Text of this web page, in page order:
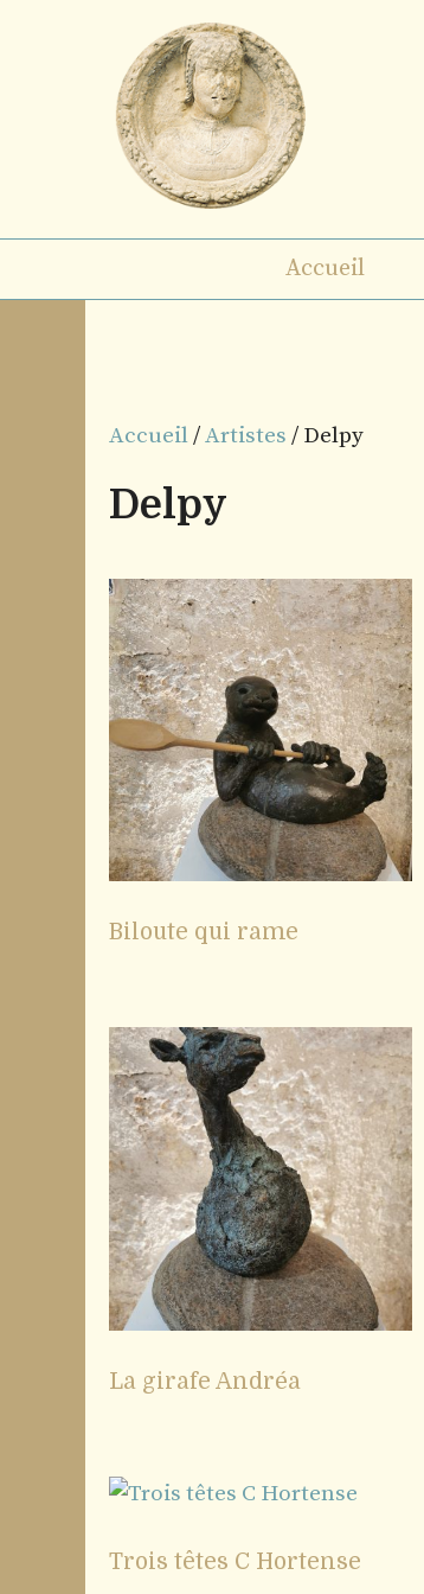
Accueil
Accueil/Artistes / Delpy
Delpy
Biloute qui rame
La girafe Andréa
Trois têtes C Hortense